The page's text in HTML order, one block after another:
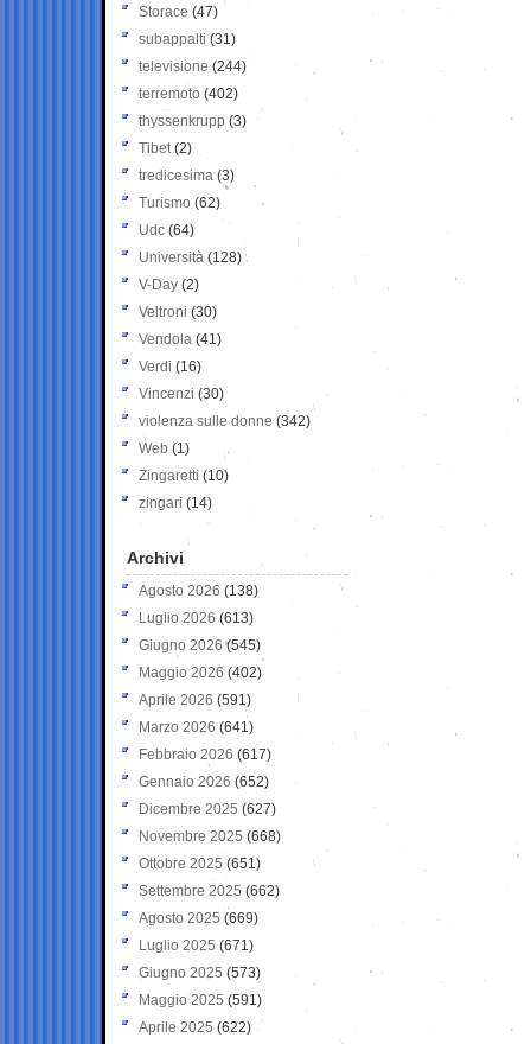
Storace (47)
subappalti (31)
televisione(244)
terremoto (402)
thyssenkrupp (3)
Tibet(2)
tredicesima (3)
Turismo (62)
Udc (64)
Università (128)
V-Day (2)
Veltroni (30)
Vendola (41)
Verdi (16)
Vincenzi (30)
violenza sulle donne (342)
Web (1)
Zingaretti (10)
zingari (14)
Archivi
Agosto 2026 (138)
Luglio 2026 (613)
Giugno 2026 (545)
Maggio 2026 (402)
Aprile 2026 (591)
Marzo 2026 (641)
Febbraio 2026 (617)
Gennaio 2026 (652)
Dicembre 2025 (627)
Novembre 2025 (668)
Ottobre 2025 (651)
Settembre 2025 (662)
Agosto 2025 (669)
Luglio 2025 (671)
Giugno 2025 (573)
Maggio 2025 (591)
Aprile 2025 (622)